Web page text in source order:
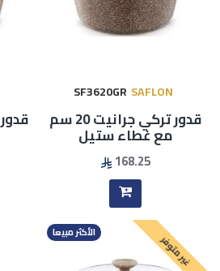
SAFLON
SF3620GR
قدور تركي جرانيت 20 سم
مع غطاء ستيل
168.25
الأكثر مبيعا غير متوفر